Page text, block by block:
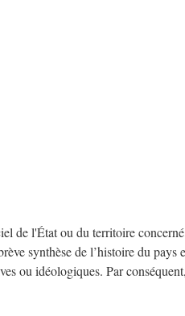
de l'État ou du territoire
synthèse de l’histoire du pays
ou idéologiques. Par